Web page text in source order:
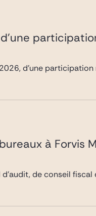
d’une
à Forvis
de conseil